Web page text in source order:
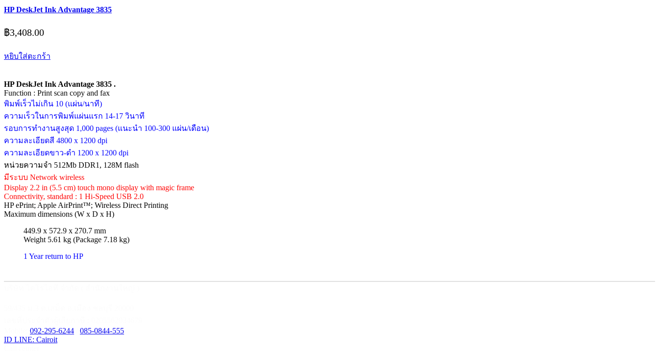
HP DeskJet Ink Advantage 3835
฿3,408.00
หยิบใส่ตะกร้า
HP DeskJet Ink Advantage 3835 .
Function : Print scan copy and fax
พิมพ์เร็วไม่เกิน 10 (แผ่น/นาที)
ความเร็วในการพิมพ์แผ่นแรก 14-17 วินาที
รอบการทำงานสูงสุด 1,000 pages (แนะนำ 100-300 แผ่น/เดือน)
ความละเอียดสี 4800 x 1200 dpi
ความละเอียดขาว-ดำ 1200 x 1200 dpi
หน่วยความจำ 512Mb DDR1, 128M flash
มีระบบ Network wireless
Display 2.2 in (5.5 cm) touch mono display with magic frame
Connectivity, standard : 1 Hi-Speed USB 2.0
HP ePrint; Apple AirPrint™; Wireless Direct Printing
Maximum dimensions (W x D x H)
449.9 x 572.9 x 270.7 mm
Weight 5.61 kg (Package 7.18 kg)
1 Year return to HP
092-295-6244
085-0844-555
ID LINE: Cairoit